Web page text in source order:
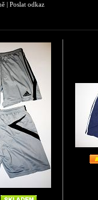
| Poslat odkaz